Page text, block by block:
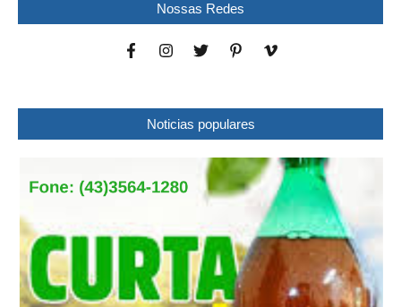
Nossas Redes
Noticias populares